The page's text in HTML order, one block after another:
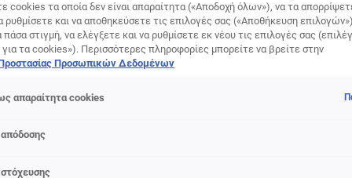
από τη μια σεζόν στην άλλη, μία όμως από αυτές
μακιγιάζ προσώπου (το γνωστό και ως “no-makeup
cookies τα οποία δεν είναι απαραίτητα («Αποδοχή όλων»), να τα
ρυθμίσετε και να αποθηκεύσετε τις επιλογές σας («Αποθήκευση
πάσα στιγμή, να ελέγξετε και να ρυθμίσετε εκ νέου τις επιλογές σας
για τα cookies»). Περισσότερες πληροφορίες μπορείτε να βρείτε στην
Προσωπικών Δεδομένων
απαραίτητα cookies